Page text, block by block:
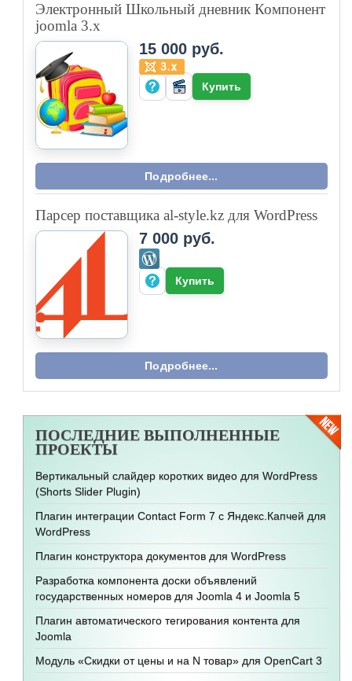
Электронный Школьный дневник Компонент
joomla 3.x
15 000 руб.
Купить
Подробнее...
Парсер поставщика al-style.kz для WordPress
7 000 руб.
Купить
Подробнее...
ПОСЛЕДНИЕ ВЫПОЛНЕННЫЕ
ПРОЕКТЫ
Вертикальный слайдер коротких видео для WordPress
(Shorts Slider Plugin)
Плагин интеграции Contact Form 7 с Яндекс.Капчей для
WordPress
Плагин конструктора документов для WordPress
Разработка компонента доски объявлений
государственных номеров для Joomla 4 и Joomla 5
Плагин автоматического тегирования контента для
Joomla
Модуль «Скидки от цены и на N товар» для OpenCart 3